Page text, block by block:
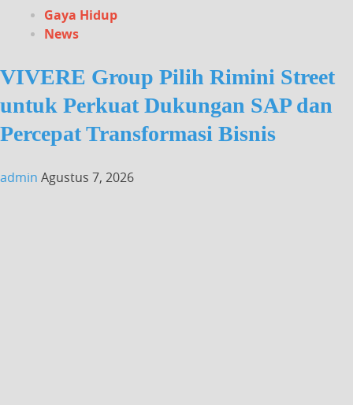
Gaya Hidup
News
VIVERE Group Pilih Rimini Street
untuk Perkuat Dukungan SAP dan
Percepat Transformasi Bisnis
admin Agustus 7, 2026